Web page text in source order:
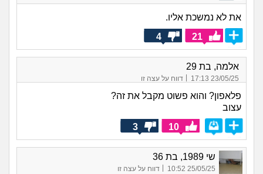
את לא נמשכת אליו.
21
4
אלמה, בת 29
23/05/25 17:13
| דווח על עצה זו
פלאפון? והוא פשוט מקבל את זה?
עצוב
10
3
שי 1989, בת 36
25/05/25 10:52 דווח על עצה זו